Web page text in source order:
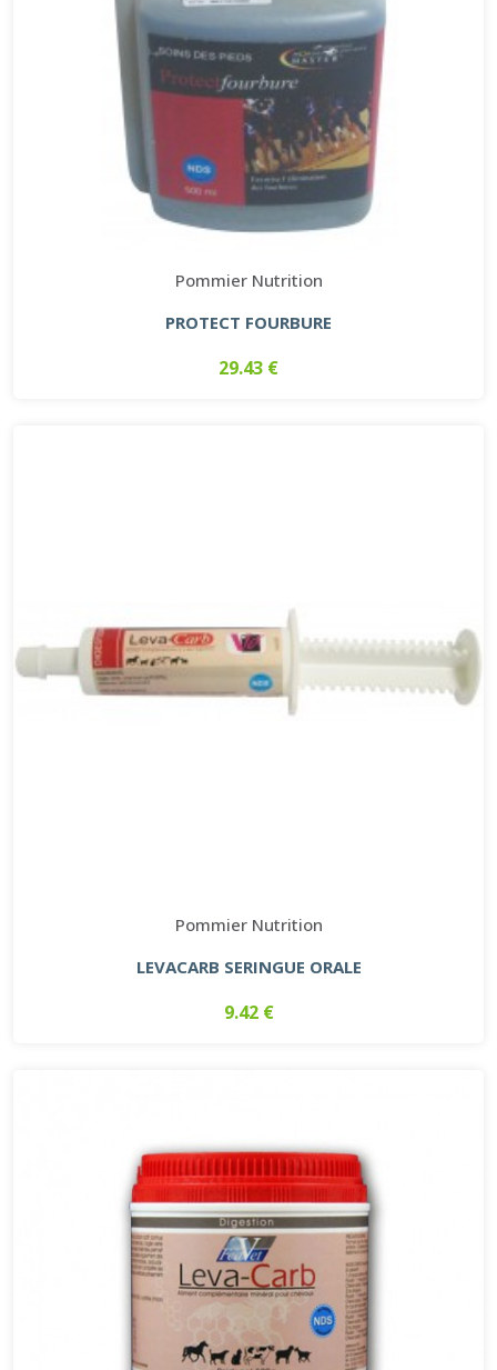
Pommier Nutrition
PROTECT FOURBURE
29.43 €
Pommier Nutrition
LEVACARB SERINGUE ORALE
9.42 €